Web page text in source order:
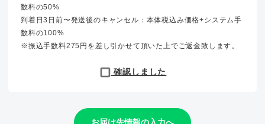
数料の50%
到着日3日前〜発送後のキャンセル：本体税込み価格+システム手
数料の100%
※振込手数料275円を差し引かせて頂いた上でご返金致します。
確認しました